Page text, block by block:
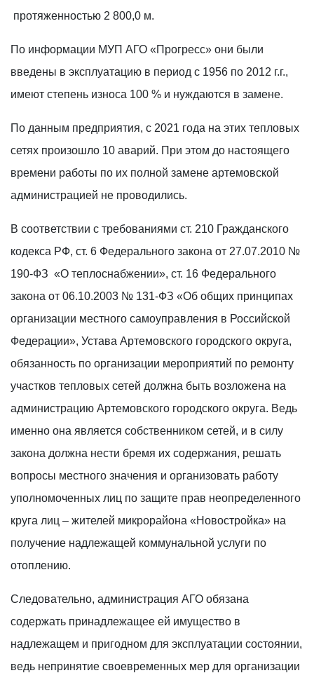
протяженностью 2 800,0 м.
По информации МУП АГО «Прогресс» они были
введены в эксплуатацию в период с 1956 по 2012 г.г.,
имеют степень износа 100 % и нуждаются в замене.
По данным предприятия, с 2021 года на этих тепловых
сетях произошло 10 аварий. При этом до настоящего
времени работы по их полной замене артемовской
администрацией не проводились.
В соответствии с требованиями ст. 210 Гражданского
кодекса РФ, ст. 6 Федерального закона от 27.07.2010 №
190-ФЗ «О теплоснабжении», ст. 16 Федерального
закона от 06.10.2003 № 131-ФЗ «Об общих принципах
организации местного самоуправления в Российской
Федерации», Устава Артемовского городского округа,
обязанность по организации мероприятий по ремонту
участков тепловых сетей должна быть возложена на
администрацию Артемовского городского округа. Ведь
именно она является собственником сетей, и в силу
закона должна нести бремя их содержания, решать
вопросы местного значения и организовать работу
уполномоченных лиц по защите прав неопределенного
круга лиц – жителей микрорайона «Новостройка» на
получение надлежащей коммунальной услуги по
отоплению.
Следовательно, администрация АГО обязана
содержать принадлежащее ей имущество в
надлежащем и пригодном для эксплуатации состоянии,
ведь непринятие своевременных мер для организации